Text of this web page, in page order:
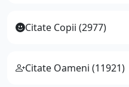
Citate Copii (2977)
Citate Oameni (11921)